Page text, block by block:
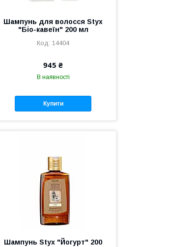
Шампунь для волосся Styx
"Біо-кавеїн" 200 мл
14404
945 ₴
В наявності
Купити
Шампунь Styx "Йогурт" 200